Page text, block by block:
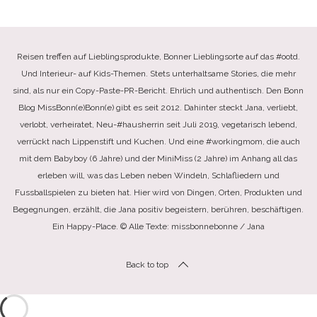
Reisen treffen auf Lieblingsprodukte, Bonner Lieblingsorte auf das #ootd.
Und Interieur- auf Kids-Themen. Stets unterhaltsame Stories, die mehr
sind, als nur ein Copy-Paste-PR-Bericht. Ehrlich und authentisch. Den Bonn
Blog MissBonn(e)Bonn(e) gibt es seit 2012. Dahinter steckt Jana, verliebt,
verlobt, verheiratet, Neu-#hausherrin seit Juli 2019, vegetarisch lebend,
verrückt nach Lippenstift und Kuchen. Und eine #workingmom, die auch
mit dem Babyboy (6 Jahre) und der MiniMiss (2 Jahre) im Anhang all das
erleben will, was das Leben neben Windeln, Schlafliedern und
Fussballspielen zu bieten hat. Hier wird von Dingen, Orten, Produkten und
Begegnungen, erzählt, die Jana positiv begeistern, berühren, beschäftigen.
Ein Happy-Place. © Alle Texte: missbonnebonne / Jana
Back to top